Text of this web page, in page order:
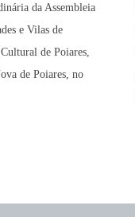
da Assembleia
e Vilas de
de Poiares,
de Poiares, no